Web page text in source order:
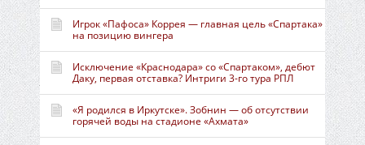
Игрок «Пафоса» Коррея — главная цель «Спартака»
на позицию вингера
Исключение «Краснодара» со «Спартаком», дебют
Даку, первая отставка? Интриги 3-го тура РПЛ
«Я родился в Иркутске». Зобнин — об отсутствии
горячей воды на стадионе «Ахмата»